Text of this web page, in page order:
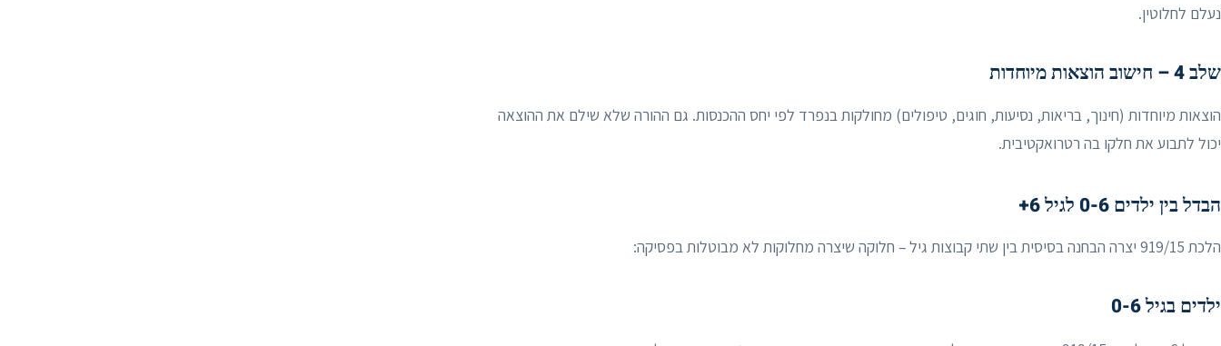
נעלם לחלוטין.
שלב 4 – חישוב הוצאות מיוחדות
הוצאות מיוחדות (חינוך, בריאות, נסיעות, חוגים, טיפולים) מחולקות בנפרד לפי יחס ההכנסות. גם ההורה שלא שילם את ההוצאה
יכול לתבוע את חלקו בה רטרואקטיבית.
הבדל בין ילדים 0-6 לגיל 6+
הלכת 919/15 יצרה הבחנה בסיסית בין שתי קבוצות גיל – חלוקה שיצרה מחלוקות לא מבוטלות בפסיקה:
ילדים בגיל 0-6